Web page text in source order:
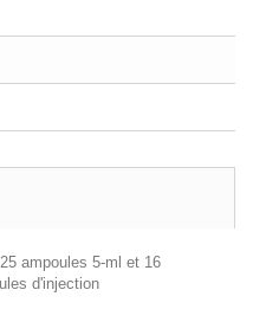
ampoules 5-ml et 16
d'injection